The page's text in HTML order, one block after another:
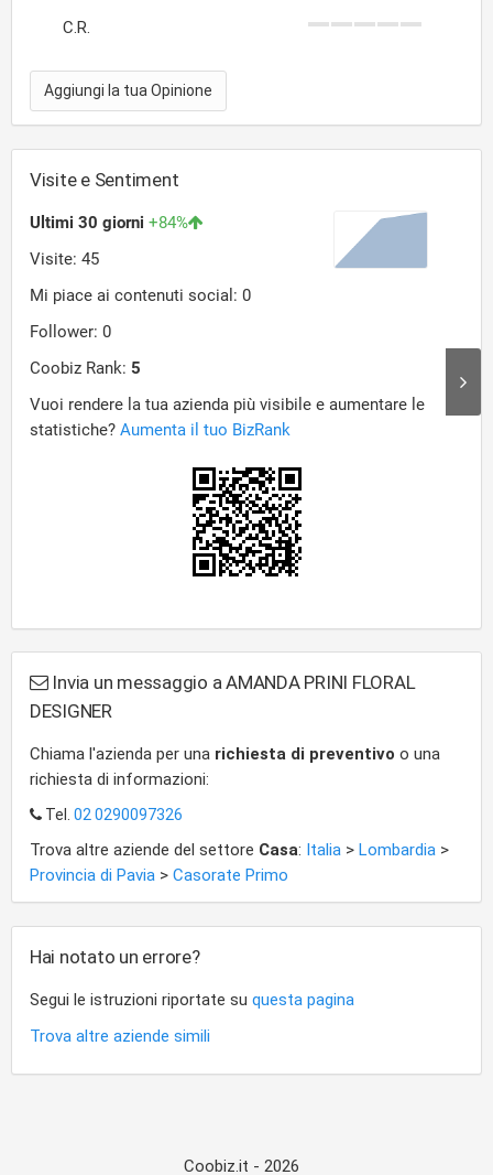
C.R.
Aggiungi la tua Opinione
Visite e Sentiment
Invia un messaggio a AMANDA PRINI FLORAL
DESIGNER
Chiama l'azienda per una richiesta di preventivo o una
richiesta di informazioni:
Tel. 02 0290097326
Trova altre aziende del settore Casa: Italia > Lombardia >
Provincia di Pavia > Casorate Primo
Hai notato un errore?
Segui le istruzioni riportate su questa pagina
Trova altre aziende simili
Coobiz.it - 2026